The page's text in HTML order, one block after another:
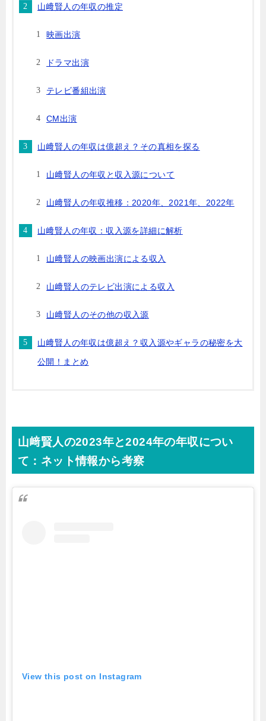
山﨑賢人の年収の推定
映画出演
ドラマ出演
テレビ番組出演
CM出演
山﨑賢人の年収は億超え？その真相を探る
山﨑賢人の年収と収入源について
山﨑賢人の年収推移：2020年、2021年、2022年
山﨑賢人の年収：収入源を詳細に解析
山﨑賢人の映画出演による収入
山﨑賢人のテレビ出演による収入
山﨑賢人のその他の収入源
山﨑賢人の年収は億超え？収入源やギャラの秘密を大
公開！まとめ
山﨑賢人の2023年と2024年の年収につい
て：ネット情報から考察
View this post on Instagram